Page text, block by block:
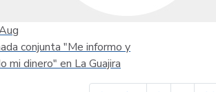
conjunta "Me informo y
mi dinero" en La Guajira